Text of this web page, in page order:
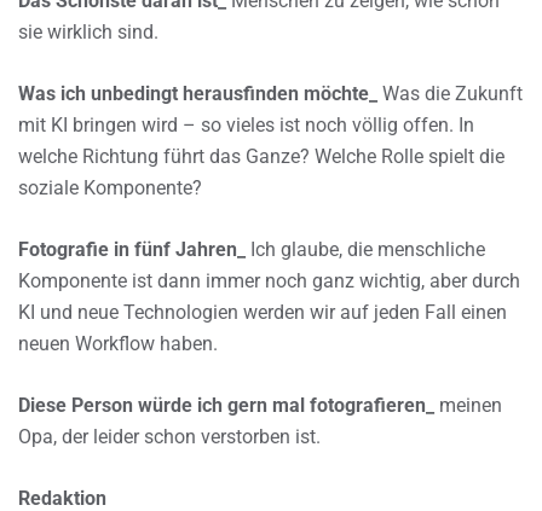
sie wirklich sind.
Was ich unbedingt herausfinden möchte_ Was die Zukunft
mit KI bringen wird – so vieles ist noch völlig offen. In
welche Richtung führt das Ganze? Welche Rolle spielt die
soziale Komponente?
Fotografie in fünf Jahren_
Ich glaube, die menschliche
Komponente ist dann immer noch ganz wichtig, aber durch
KI und neue Technologien werden wir auf jeden Fall einen
neuen Workflow haben.
Diese Person würde ich gern mal fotografieren_
meinen
Opa, der leider schon verstorben ist.
Redaktion